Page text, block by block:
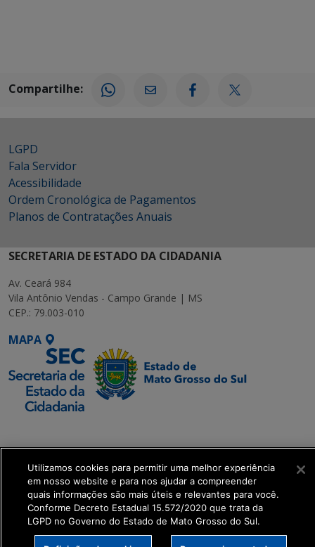
Compartilhe:
LGPD
Fala Servidor
Acessibilidade
Ordem Cronológica de Pagamentos
Planos de Contratações Anuais
SECRETARIA DE ESTADO DA CIDADANIA
Av. Ceará 984
Vila Antônio Vendas - Campo Grande | MS
CEP.: 79.003-010
MAPA
Executiva de
Transformação Digital
get_footer();
Utilizamos cookies para permitir uma melhor experiência
em nosso website e para nos ajudar a compreender
quais informações são mais úteis e relevantes para você.
Conforme Decreto Estadual 15.572/2020 que trata da
LGPD no Governo do Estado de Mato Grosso do Sul.